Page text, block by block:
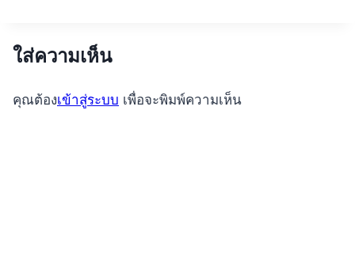
ใส่ความเห็น
คุณต้องเข้าสู่ระบบ เพื่อจะพิมพ์ความเห็น